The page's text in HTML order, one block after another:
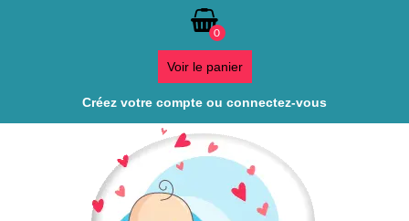
0
Voir le panier
Créez votre compte ou connectez-vous